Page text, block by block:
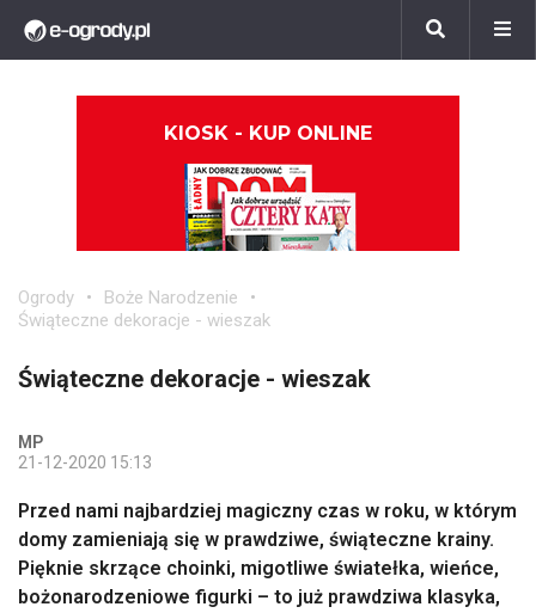
KIOSK - KUP ONLINE
Ogrody
Boże Narodzenie
Świąteczne dekoracje - wieszak
Świąteczne dekoracje - wieszak
MP
21-12-2020 15:13
Przed nami najbardziej magiczny czas w roku, w którym
domy zamieniają się w prawdziwe, świąteczne krainy.
Pięknie skrzące choinki, migotliwe światełka, wieńce,
bożonarodzeniowe figurki – to już prawdziwa klasyka,